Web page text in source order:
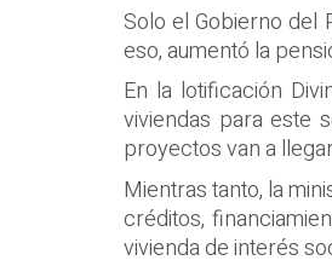
Solo el Gobierno del
eso, aumentó la
En la lotificación
viviendas para este
proyectos van a
Mientras tanto, la
créditos,
vivienda de interés